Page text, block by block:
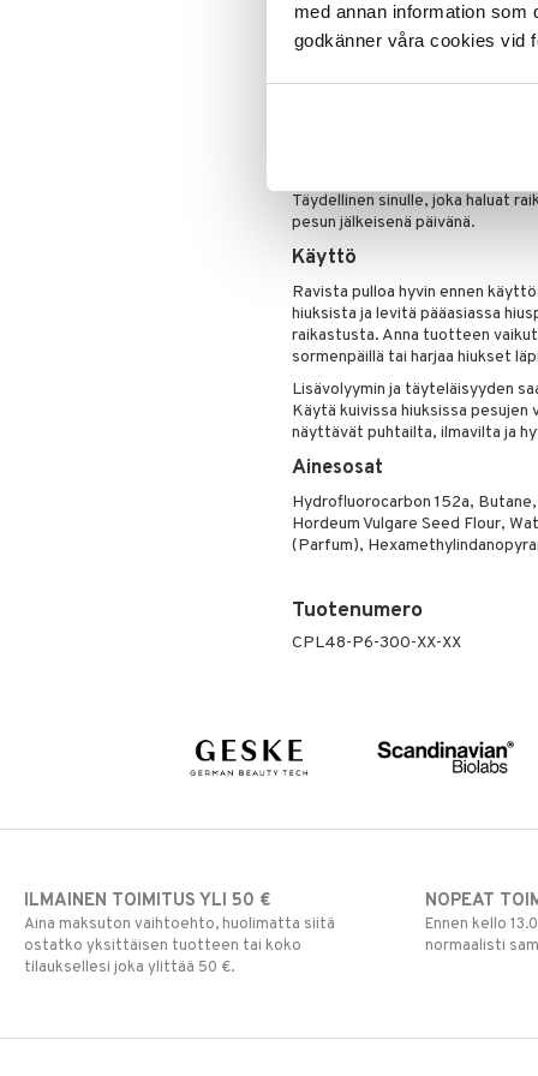
med annan information som
godkänner våra cookies vid
Imeyttää öljyä ja raikastaa
Pitkäkestoinen tuoksu
Täydellinen sinulle, joka haluat
pesun jälkeisenä päivänä.
Käyttö
Ravista pulloa hyvin ennen
hiuksista ja levitä pääasiassa
raikastusta. Anna tuotteen
sormenpäillä tai harjaa hiukset
Lisävolyymin ja täyteläisyyden
Käytä kuivissa hiuksissa
näyttävät puhtailta, ilmavilta ja
Ainesosat
Hydrofluorocarbon 152a,
Hordeum Vulgare Seed Flour,
(Parfum),
Tuotenumero
CPL48-P6-300-XX-XX
ILMAINEN TOIMITUS YLI 50 €
Aina maksuton vaihtoehto, huolimatta siitä
ostatko yksittäisen tuotteen tai koko
tilauksellesi joka ylittää 50 €.
NOPEAT
Ennen kello
normaalisti